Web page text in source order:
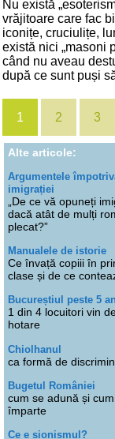
Nu există
vrăjitoare care fac
iconițe, cruciulițe,
există nici „masoni
când nu aveau
după ce sunt puși
1 2 3
Alte articole:
Argumentele
imigrației
„De ce vă opuneți
dacă atât de mulți
plecat?”
Manualele de istorie
Ce învață copiii în
clase și de ce
Bucureștiul peste 5
1 din 4 locuitori vin
hotare
Chiolhanul
ca formă de
Bugetul României
cum se adună și
împarte
Ce e sionismul?